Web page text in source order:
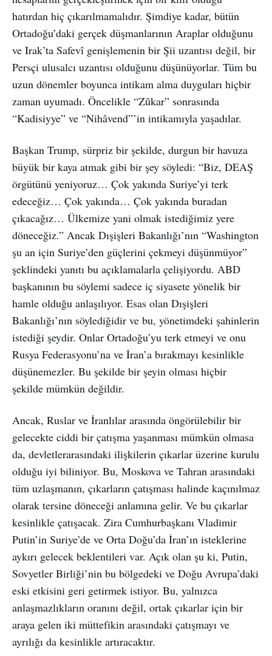
hatırdan hiç çıkarılmamalıdır. Şimdiye kadar, bütün
Ortadoğu’daki gerçek düşmanlarının Araplar olduğunu
ve Irak’ta Safevî genişlemenin bir Şii uzantısı değil, bir
Persçi ulusalcı uzantısı olduğunu düşünüyorlar. Tüm bu
uzun dönemler boyunca intikam alma duyguları hiçbir
zaman uyumadı. Öncelikle “Zûkar” sonrasında
“Kadisiyye” ve “Nihâvend”’in intikamıyla yaşadılar.
Başkan Trump, sürpriz bir şekilde, durgun bir havuza
büyük bir kaya atmak gibi bir şey söyledi: “Biz, DEAŞ
örgütünü yeniyoruz… Çok yakında Suriye’yi terk
edeceğiz… Çok yakında… Çok yakında buradan
çıkacağız… Ülkemize yani olmak istediğimiz yere
döneceğiz.” Ancak Dışişleri Bakanlığı’nın “Washington
şu an için Suriye’den güçlerini çekmeyi düşünmüyor”
şeklindeki yanıtı bu açıklamalarla çelişiyordu. ABD
başkanının bu söylemi sadece iç siyasete yönelik bir
hamle olduğu anlaşılıyor. Esas olan Dışişleri
Bakanlığı’nın söylediğidir ve bu, yönetimdeki şahinlerin
istediği şeydir. Onlar Ortadoğu’yu terk etmeyi ve onu
Rusya Federasyonu’na ve İran’a bırakmayı kesinlikle
düşünemezler. Bu şekilde bir şeyin olması hiçbir
şekilde mümkün değildir.
Ancak, Ruslar ve İranlılar arasında öngörülebilir bir
gelecekte ciddi bir çatışma yaşanması mümkün olmasa
da, devletlerarasındaki ilişkilerin çıkarlar üzerine kurulu
olduğu iyi biliniyor. Bu, Moskova ve Tahran arasındaki
tüm uzlaşmanın, çıkarların çatışması halinde kaçınılmaz
olarak tersine döneceği anlamına gelir. Ve bu çıkarlar
kesinlikle çatışacak. Zira Cumhurbaşkanı Vladimir
Putin’in Suriye’de ve Orta Doğu’da İran’ın isteklerine
aykırı gelecek beklentileri var. Açık olan şu ki, Putin,
Sovyetler Birliği’nin bu bölgedeki ve Doğu Avrupa’daki
eski etkisini geri getirmek istiyor. Bu, yalnızca
anlaşmazlıkların oranını değil, ortak çıkarlar için bir
araya gelen iki müttefikin arasındaki çatışmayı ve
ayrılığı da kesinlikle artıracaktır.